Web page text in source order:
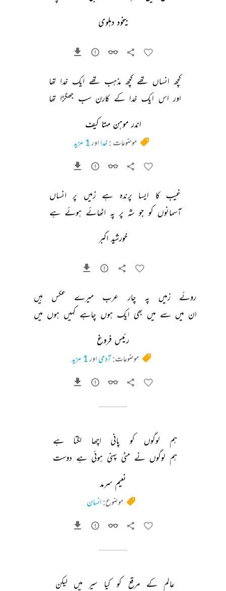
بیخود دہلوی
کچھ انساں تھے کچھ مذہب تھے ایک خدا تھا
اور اس ایک خدا کے کارن سب جھگڑا تھا
اندر موہن مہتا کیف
موضوعات :خدا اور1 مزید
غیب کا ایسا پرندہ ہے زمیں پر انساں
آسمانوں کو جو شہ پر پہ اٹھائے ہوئے ہے
خورشید اکبر
روئے زمیں پہ چار عرب میرے عکس
ہیں
ان میں سے میں بھی ایک ہوں چاہے کہیں ہوں میں
رئیس فروغ
موضوعات:آدمی اور1 مزید
ہم لوگوں کو پانی اچھا لگتا
ہے
ہم لوگوں نے مٹی پہنی ہوئی ہے دوست
نعیم سرمد
موضوع:انسان
عالم کے مرقع کو کیا سیر میں لیکن